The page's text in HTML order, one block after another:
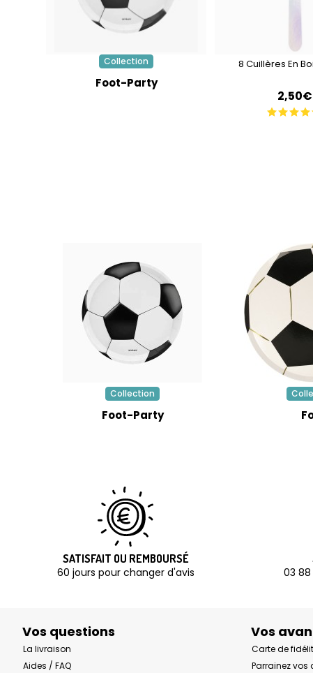
Collection
Foot-Party
8 Cuillères En
2,50€
Collection
Foot-Party
SATISFAIT OU REMBOURSÉ
60 jours pour changer d'avis
03
Vos questions
La livraison
Aides / FAQ
Vos
Carte de
Parrainez vos